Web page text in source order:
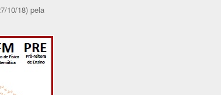
10/18) pela